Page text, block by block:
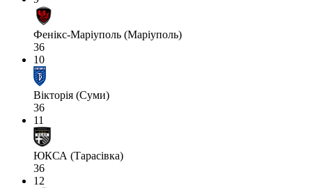
Фенікс-Маріуполь (Маріуполь)
36
10
Вікторія (Суми)
36
11
ЮКСА (Тарасівка)
36
12